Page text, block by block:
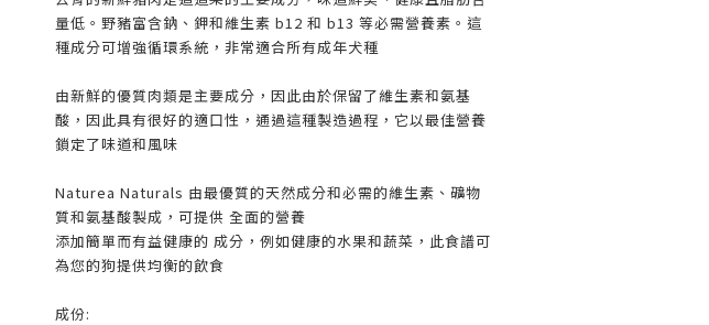
量低。野豬富含鈉、鉀和維生素 b12 和 b13 等必需營養素。這
種成分可增強循環系統，非常適合所有成年犬種
由新鮮的優質肉類是主要成分，因此由於保留了維生素和氨基
酸，因此具有很好的適口性，通過這種製造過程，它以最佳營養
鎖定了味道和風味
Naturea Naturals 由最優質的天然成分和必需的維生素、礦物
質和氨基酸製成，可提供 全面的營養
添加簡單而有益健康的 成分，例如健康的水果和蔬菜，此食譜可
為您的狗提供均衡的飲食
成份: